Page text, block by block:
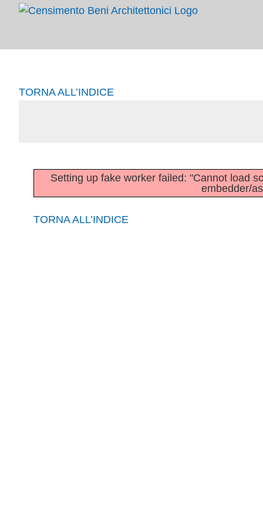
Salta
TORNA ALL’INDICE
Setting up fake worker failed: "Cannot load
embedder/
TORNA ALL’INDICE